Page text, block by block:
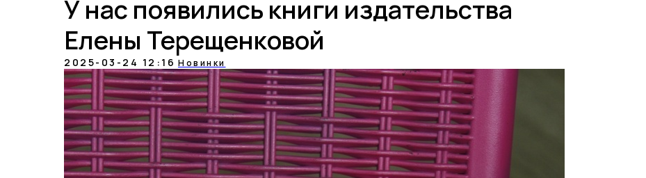
У нас появились книги издательства
Елены Терещенковой
2025-03-24 12:16 Новинки